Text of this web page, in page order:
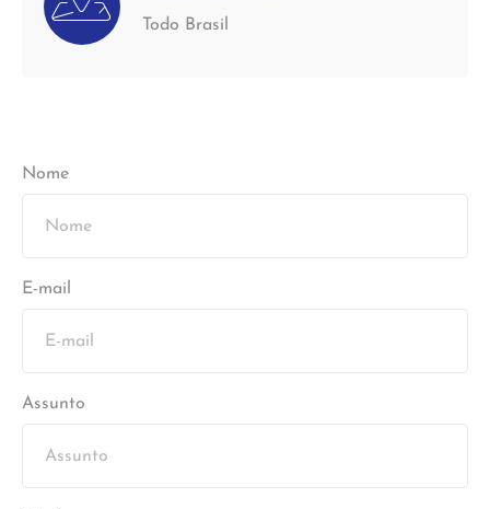
Todo Brasil
Nome
E-mail
Assunto